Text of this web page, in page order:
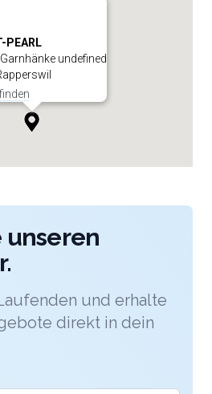
PEARL
undefined
und erhalte
direkt in dein